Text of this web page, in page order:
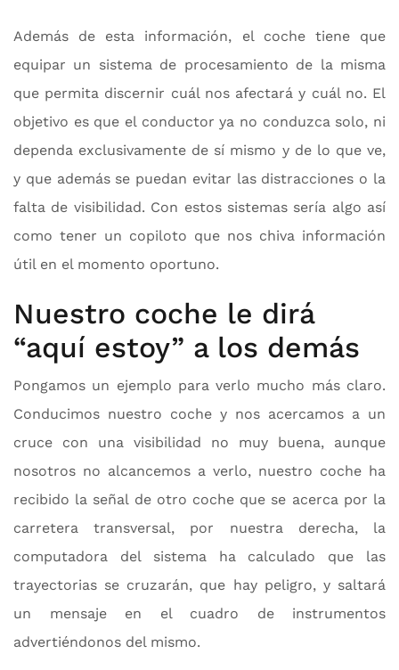
Además de esta información, el coche tiene que
equipar un sistema de procesamiento de la misma
que permita discernir cuál nos afectará y cuál no. El
objetivo es que el conductor ya no conduzca solo, ni
dependa exclusivamente de sí mismo y de lo que ve,
y que además se puedan evitar las distracciones o la
falta de visibilidad. Con estos sistemas sería algo así
como tener un copiloto que nos chiva información
útil en el momento oportuno.
Nuestro coche le dirá
“aquí estoy” a los demás
Pongamos un ejemplo para verlo mucho más claro.
Conducimos nuestro coche y nos acercamos a un
cruce con una visibilidad no muy buena, aunque
nosotros no alcancemos a verlo, nuestro coche ha
recibido la señal de otro coche que se acerca por la
carretera transversal, por nuestra derecha, la
computadora del sistema ha calculado que las
trayectorias se cruzarán, que hay peligro, y saltará
un mensaje en el cuadro de instrumentos
advertiéndonos del mismo.